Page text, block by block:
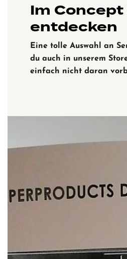
Im
entdecken
Eine tolle Auswahl an
du auch in unserem
einfach nicht daran